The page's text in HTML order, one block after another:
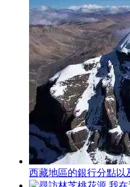
西藏地區的銀行分點以